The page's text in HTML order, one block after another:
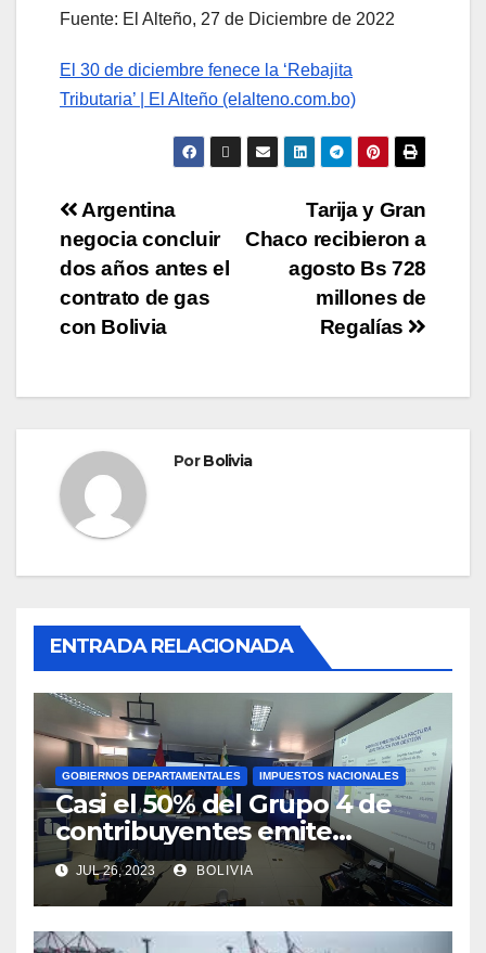
Fuente: El Alteño, 27 de Diciembre de 2022
El 30 de diciembre fenece la ‘Rebajita
Tributaria’ | El Alteño (elalteno.com.bo)
Tarija y Gran
Chaco recibieron a
agosto Bs 728
millones de
Regalías
Argentina
negocia concluir
dos años antes el
contrato de gas
con Bolivia
PorBolivia
ENTRADA RELACIONADA
GOBIERNOS DEPARTAMENTALES IMPUESTOS NACIONALES
Casi el 50% del Grupo 4 de
contribuyentes emite
facturas en línea antes del
plazo fijado
JUL 26, 2023 BOLIVIA